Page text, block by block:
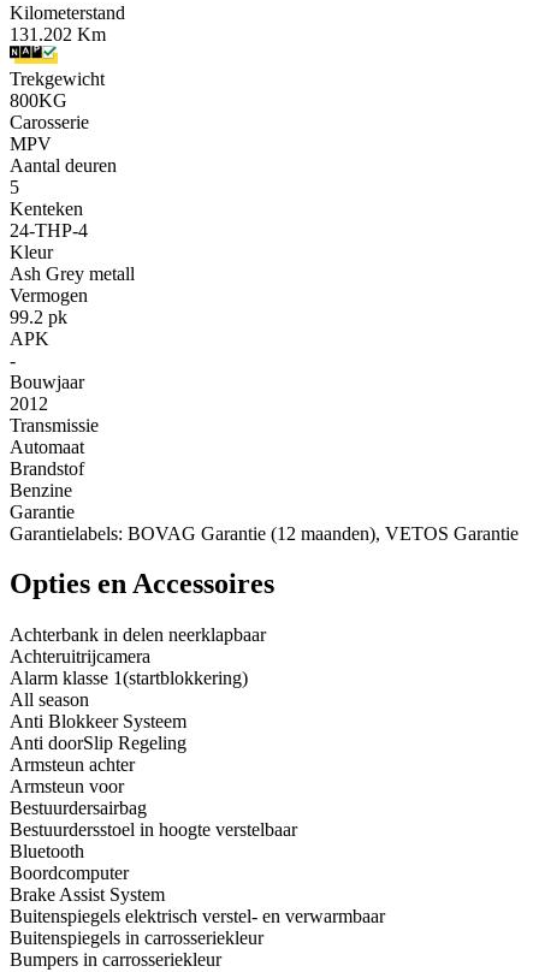
Kilometerstand
131.202 Km
Trekgewicht
800KG
Carosserie
MPV
Aantal deuren
5
Kenteken
24-THP-4
Kleur
Ash Grey metall
Vermogen
99.2 pk
APK
-
Bouwjaar
2012
Transmissie
Automaat
Brandstof
Benzine
Garantie
Garantielabels: BOVAG Garantie (12 maanden), VETOS Garantie
Opties en Accessoires
Achterbank in delen neerklapbaar
Achteruitrijcamera
Alarm klasse 1(startblokkering)
All season
Anti Blokkeer Systeem
Anti doorSlip Regeling
Armsteun achter
Armsteun voor
Bestuurdersairbag
Bestuurdersstoel in hoogte verstelbaar
Bluetooth
Boordcomputer
Brake Assist System
Buitenspiegels elektrisch verstel- en verwarmbaar
Buitenspiegels in carrosseriekleur
Bumpers in carrosseriekleur